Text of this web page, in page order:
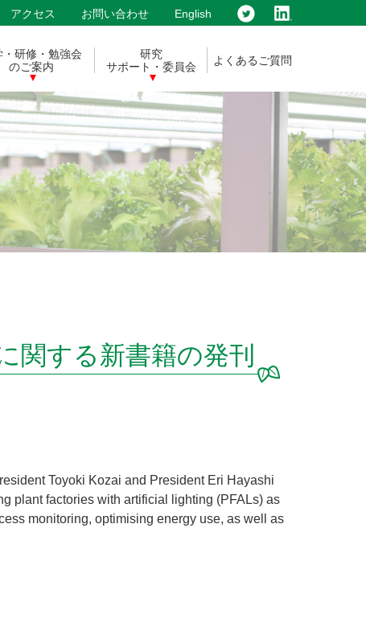
・研修・勉強会
のご案内
研究
サポート・委員会
よくあるご質問
アクセス お問い合わせ English
関する新書籍の発刊
Toyoki Kozai and President Eri Hayashi
plant factories with artificial lighting (PFALs) as
monitoring, optimising energy use, as well as